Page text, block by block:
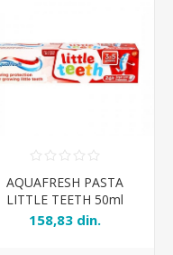
AQUAFRESH PASTA
LITTLE TEETH 50ml
158,83 din.